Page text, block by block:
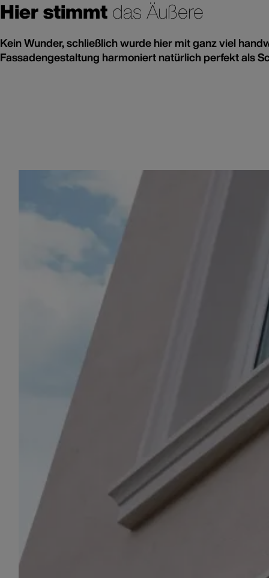
Hier stimmtdas Äußere
Kein Wunder, schließlich wurde hier mit ganz viel
Fassadengestaltung harmoniert natürlich perfekt als